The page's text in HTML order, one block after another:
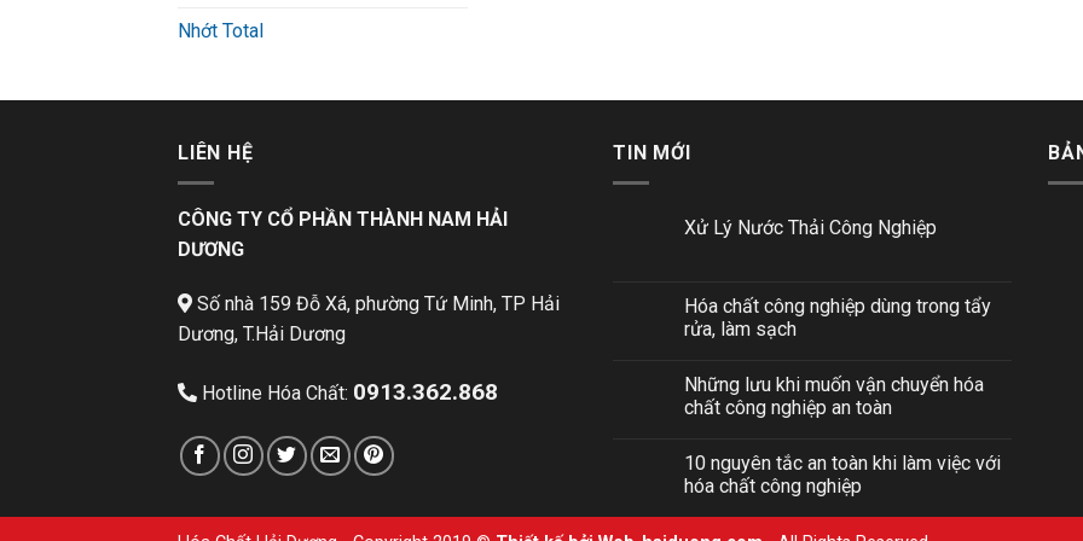
Nhớt Total
LIÊN HỆ
CÔNG TY CỔ PHẦN THÀNH NAM HẢI
DƯƠNG
Số nhà 159 Đỗ Xá, phường Tứ Minh, TP Hải
Dương, T.Hải Dương
Hotline Hóa Chất: 0913.362.868
TIN MỚI
Xử Lý Nước Thải Công Nghiệp
Hóa chất công nghiệp dùng trong tẩy
rửa, làm sạch
Những lưu khi muốn vận chuyển hóa
chất công nghiệp an toàn
10 nguyên tắc an toàn khi làm việc với
hóa chất công nghiệp